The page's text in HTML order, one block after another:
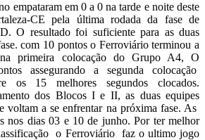
empataram em 0 a 0 na tarde e noite deste
CE pela última rodada da fase de
O resultado foi suficiente para as duas
com 10 pontos o Ferroviário terminou a
primeira colocação do Grupo A4, O
assegurando a segunda colocação
os 15 melhores segundos clocados.
dos Blocos I e II, as duas equipes
voltam a se enfrentar na próxima fase. As
nos dias 03 e 10 de junho. Por ter melhor
o Ferroviário faz o ultimo jogo